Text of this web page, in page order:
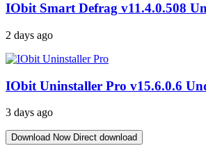
IObit Smart Defrag v11.4.0.508
2 days ago
IObit Uninstaller Pro v15.6.0.6
3 days ago
Download Now Direct download